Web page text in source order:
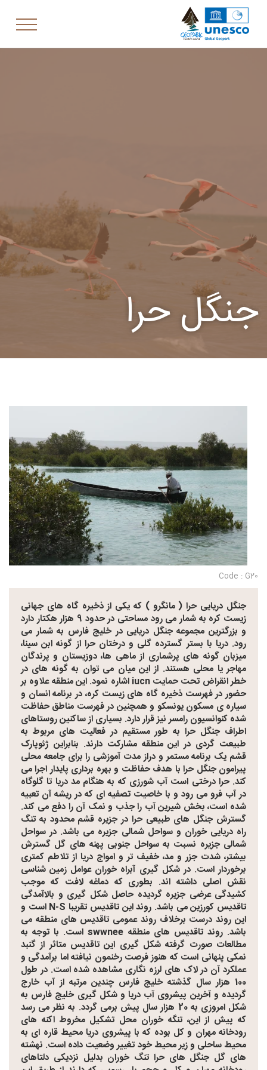
جنگل حرا
Code : G20
جنگل دریایی حرا ( مانگرو ) که یکی از ذخیره گاه های جهانی
زیست کره به شمار می رود مساحتی در حدود 9 هزار هکتار دارد
و بزرگترین مجموعه جنگل دریایی در خلیج فارس به شمار می
رود. دریا با بستر گسترده گلی و درختان حرا از گونه ابن سینا،
میزبان گونه های پرشماری از ماهی ها، دوزیستان و پرندگان
مهاجر یا محلی هستند. از این میان می توان به گونه های در
خطر انقراض تحت حمایت iucn اشاره نمود. این منطقه علاوه بر
حضور در فهرست ذخیره گاه های زیست کره، در برنامه انسان و
سیاره ی مسکون یونسکو و همچنین در فهرست مناطق حفاظت
شده کنوانسیون رامسر نیز قرار دارد. بسیاری از ساکنین روستاهای
اطراف جنگل حرا به طور مستقیم در فعالیت های مربوط به
طبیعت گردی در این منطقه مشارکت دارند. بنابراین ژئوپارک
قشم یک برنامه مستمر و دراز مدت آموزشی را برای جامعه محلی
پیرامون جنگل حرا با هدف حفاظت و بهره برداری پایدار اجرا می
کند. حرا درختی است آب شورزی که به هنگام مد دریا تا گلوگاه
در آب فرو می رود و با خاصیت تصفیه ای که در ریشه آن تعبیه
شده است، بخش شیرین آب را جذب و نمک آن را دفع می کند.
گسترش جنگل های طبیعی حرا در جزیره قشم محدود به تنگ
راه دریایی خوران و سواحل شمالی جزیره می باشد. در سواحل
شمالی جزیره نسبت به سواحل جنوبی پهنه های گل گسترش
بیشتر، شدت جزر و مد، خفیف تر و امواج دریا از تلاطم کمتری
برخوردار است. در شکل گیری آبراه خوران عوامل زمین شناسی
نقش اصلی داشته اند. بطوری که دماغه لافت که موجب
کشیدگی عرضی جزیره گردیده حاصل شکل گیری و بالاآمدگی
تاقدیس کورزین می باشد. روند این تاقدیس تقریبا N-S است و
این روند درست برخلاف روند عمومی تاقدیس های منطقه می
باشد. روند تاقدیس های منطقه swwnee است. با توجه به
مطالعات صورت گرفته شکل گیری این تاقدیس متاثر از گنبد
نمکی پنهانی است که هنوز فرصت رخنمون نیافته اما برآمدگی و
عملکرد آن در لاک های لرزه نگاری مشاهده شده است. در طول
100 هزار سال گذشته خلیج فارس چندین مرتبه از آب خارج
گردیده و آخرین پیشروی آب دریا و شکل گیری خلیج فارس به
شکل امروزی به 20 هزار سال پیش برمی گردد. به نظر می رسد
که پیش از این، تنگه خوران محل تشکیل مخروط اکنه های
رودخانه مهران و کل بوده که با پیشروی دریا محیط قاره ای به
محیط ساحلی و زیر محیط خود تغییر وضعیت داده است. نهشته
های گل جنگل های حرا تنگ خوران بدلیل نزدیکی دلتاهای